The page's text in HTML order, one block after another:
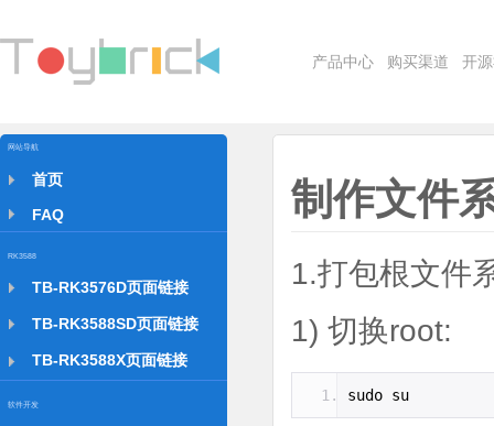
产品中心 购买渠道 开
网站导航
首页
FAQ
RK3588
TB-RK3576D页面链接
TB-RK3588SD页面链接
TB-RK3588X页面链接
软件开发
制作文件
1.打包根文件
1) 切换root:
sudo su